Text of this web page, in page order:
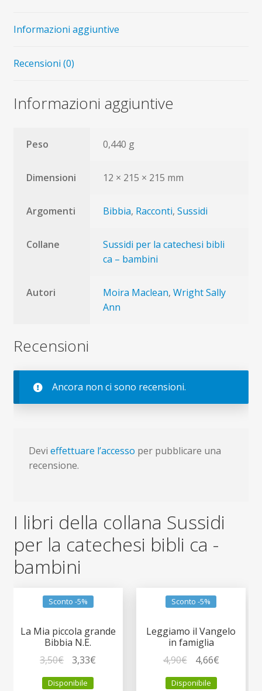
quantità
Informazioni aggiuntive
Recensioni (0)
Informazioni aggiuntive
Peso 0,440 g
Dimensioni 12 × 215 × 215 mm
Argomenti Bibbia, Racconti,Sussidi
Collane
Sussidi per la catechesi bibli
ca – bambini
Autori Moira Maclean,Wright Sally
Ann
Recensioni
Ancora non ci sono recensioni.
Devi effettuare l’accesso per pubblicare una
recensione.
I libri della collana Sussidi
per la catechesi bibli ca -
bambini
Sconto -5%
La Mia piccola grande
Bibbia N.E.
3,50€
prezzo
3,33€
Disponibile
Sconto -5%
Leggiamo il Vangelo
in famiglia
4,90€
prezzo
4,66€Il
Disponibile